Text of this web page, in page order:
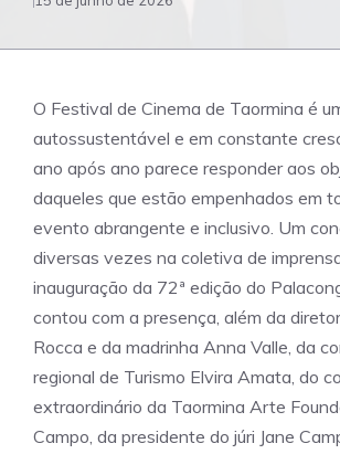
O Festival de Cinema de Taormina é
autossustentável e em constante
ano após ano parece responder aos
daqueles que estão empenhados em
evento abrangente e inclusivo. Um
diversas vezes na coletiva de
inauguração da 72ª edição do
contou com a presença, além da
Rocca e da madrinha Anna Valle, da
regional de Turismo Elvira Amata, do
extraordinário da Taormina Arte
Campo, da presidente do júri Jane